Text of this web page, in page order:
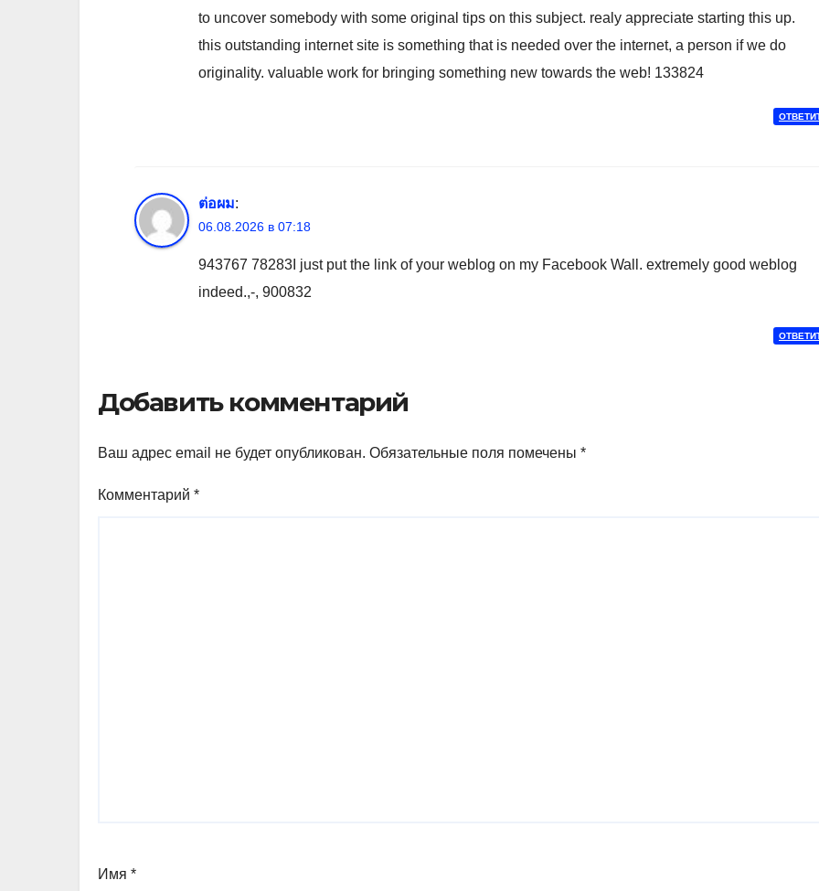
to uncover somebody with some original tips on this subject. realy appreciate starting this up.
this outstanding internet site is something that is needed over the internet, a person if we do
originality. valuable work for bringing something new towards the web! 133824
ต่อผม:
06.08.2026 в 07:18
943767 78283I just put the link of your weblog on my Facebook Wall. extremely good weblog
indeed.,-, 900832
Добавить комментарий
Ваш адрес email не будет опубликован. Обязательные поля помечены *
Комментарий *
Имя *